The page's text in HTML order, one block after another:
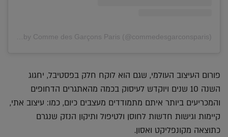
A post shared by Comme des Garçons Paris (@commedesgarconsparis)
פורום העיצוב העולמי, שגם הוא לוקח חלק בפסטיבל, יחגוג
השנה 10 שנים ויוקדש לעיסוק בכמה מהאתגרים הדחופים
והמכריעים ביותר איתם מתמודדים מעצבים כיום, כמו: עיצוב אתי,
קיימות וגישות חדשות לחוסן ולטיפול ותיקון הנזק שנגרם
כתוצאה מקונפליקט ואסון.